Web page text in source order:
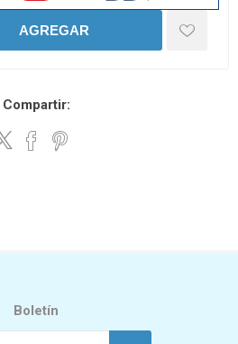
AGREGAR
Compartir:
Boletín